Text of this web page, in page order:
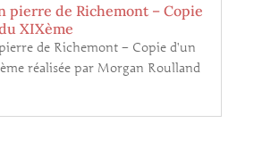
pierre de Richemont – Copie
XIXème
de Richemont – Copie d’un
réalisée par Morgan Roulland